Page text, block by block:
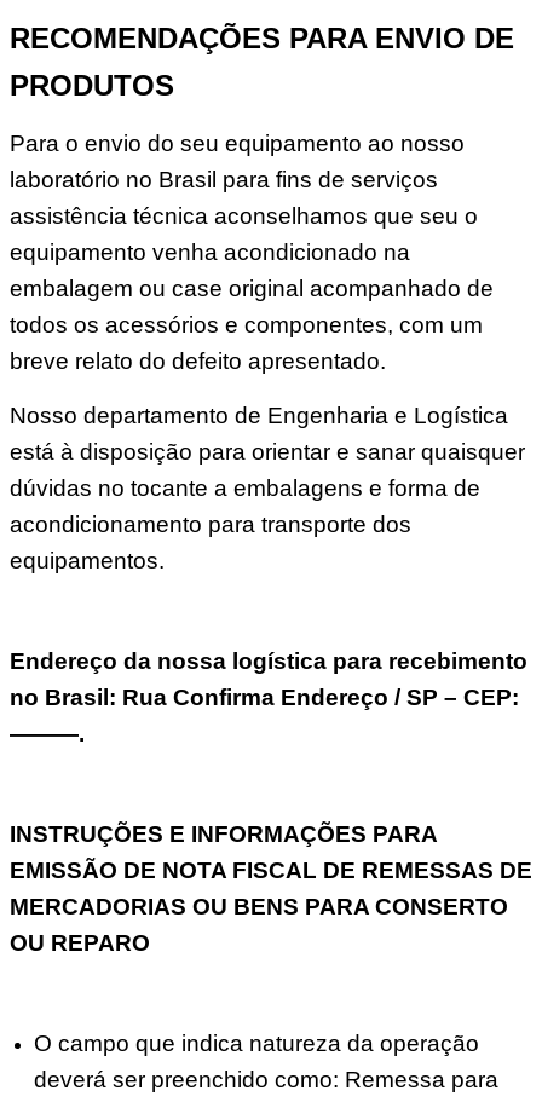
RECOMENDAÇÕES PARA ENVIO DE
PRODUTOS
Para o envio do seu equipamento ao nosso
laboratório no Brasil para fins de serviços
assistência técnica aconselhamos que seu o
equipamento venha acondicionado na
embalagem ou case original acompanhado de
todos os acessórios e componentes, com um
breve relato do defeito apresentado.
Nosso departamento de Engenharia e Logística
está à disposição para orientar e sanar quaisquer
dúvidas no tocante a embalagens e forma de
acondicionamento para transporte dos
equipamentos.
Endereço da nossa logística para recebimento
no Brasil: Rua Confirma Endereço / SP – CEP:
———.
INSTRUÇÕES E INFORMAÇÕES PARA
EMISSÃO DE NOTA FISCAL DE REMESSAS DE
MERCADORIAS OU BENS PARA CONSERTO
OU REPARO
O campo que indica natureza da operação
deverá ser preenchido como: Remessa para